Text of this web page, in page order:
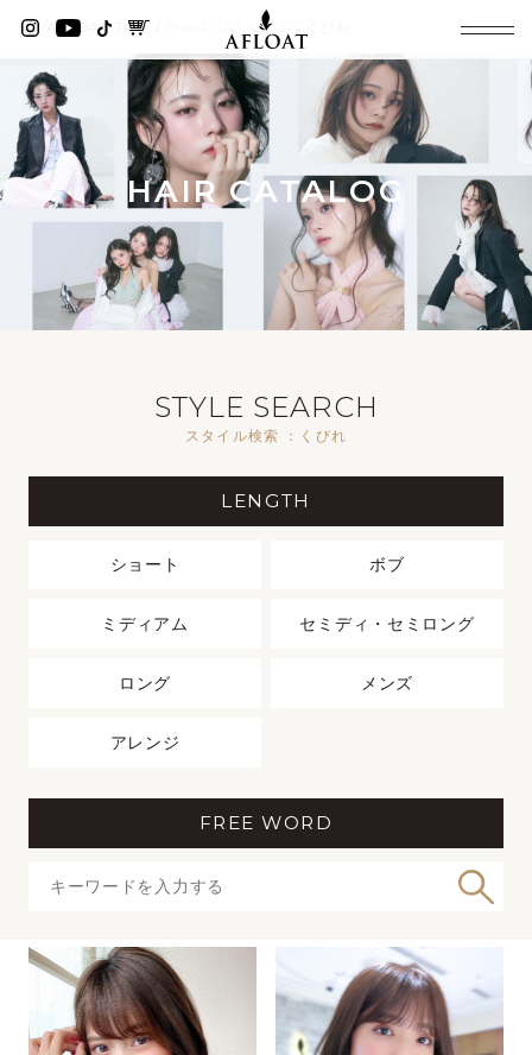
AFLOAT TOP HAIR CATALOG：くびれ
HAIR CATALOG
STYLE SEARCH
スタイル検索 ：くびれ
LENGTH
ショート ボブ
ミディアム セミディ・セミロング
ロング メンズ
アレンジ
FREE WORD